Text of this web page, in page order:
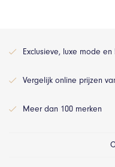
Exclusieve, luxe mode
Vergelijk online prijzen
Meer dan 100 merken